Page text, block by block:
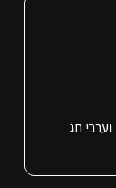
א-ה 09:00-19:00, ו׳ וערבי חג